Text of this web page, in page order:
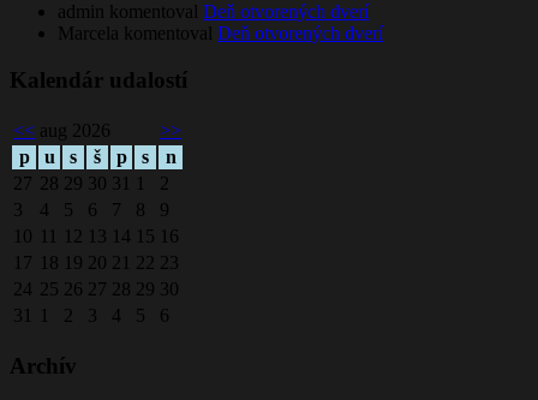
admin komentoval Deň otvorených dverí
Marcela komentoval Deň otvorených dverí
Kalendár udalostí
<< aug 2026
>>
p
u s š p s
n
27
28 29 30 31 1
2
3
4 5 6 7 8
9
10
11 12 13 14 15 16
17
18 19 20 21 22 23
24
25 26 27 28 29 30
31
1 2 3 4 5 6
Archív